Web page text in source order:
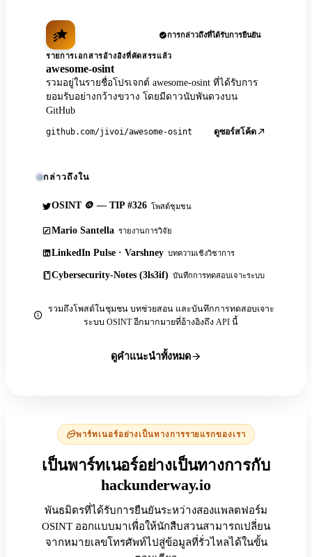
การกล่าวถึงที่ได้รับการยืนยัน
รายการเอกสารอ้างอิงที่คัดสรรแล้ว
awesome-osint
รวมอยู่ในรายชื่อโปรเจกต์ awesome-osint ที่ได้รับการ
ยอมรับอย่างกว้างขวาง โดยมีดาวนับพันดวงบน
GitHub
github.com/jivoi/awesome-osint ดูซอร์สโค้ด
กล่าวถึงใน
OSINT 🪙 — TIP #326 โพสต์ชุมชน
Mario Santella รายงานการวิจัย
LinkedIn Pulse · Varshney บทความเชิงวิชาการ
Cybersecurity-Notes (3ls3if) บันทึกการทดสอบเจาะระบบ
รวมถึงโพสต์ในชุมชน บทช่วยสอน และบันทึกการทดสอบเจาะ
ระบบ OSINT อีกมากมายที่อ้างอิงถึง API นี้
ดูคำแนะนำทั้งหมด
พาร์ทเนอร์อย่างเป็นทางการรายแรกของเรา
เป็นพาร์ทเนอร์อย่างเป็นทางการกับ
hackunderway.io
พันธมิตรที่ได้รับการยืนยันระหว่างสองแพลตฟอร์ม
OSINT ออกแบบมาเพื่อให้นักสืบสวนสามารถเปลี่ยน
จากหมายเลขโทรศัพท์ไปสู่ข้อมูลที่รั่วไหลได้ในขั้น